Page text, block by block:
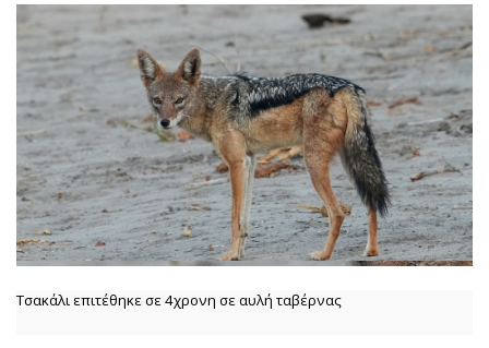
Τσακάλι επιτέθηκε σε 4χρονη σε αυλή ταβέρνας